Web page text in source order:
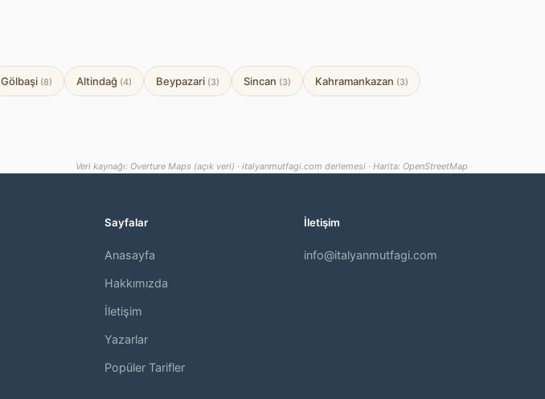
Gölbaşi (8) Altindağ (4) Beypazari (3) Sincan (3) Kahramankazan (3)
Veri kaynağı: Overture Maps (açık veri) · italyanmutfagi.com derlemesi · Harita: OpenStreetMap
Sayfalar
Anasayfa
Hakkımızda
İletişim
Yazarlar
Popüler Tarifler
İletişim
info@italyanmutfagi.com